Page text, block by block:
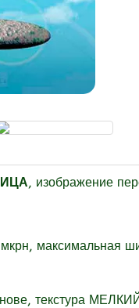
, изображение
максимальная
текстура